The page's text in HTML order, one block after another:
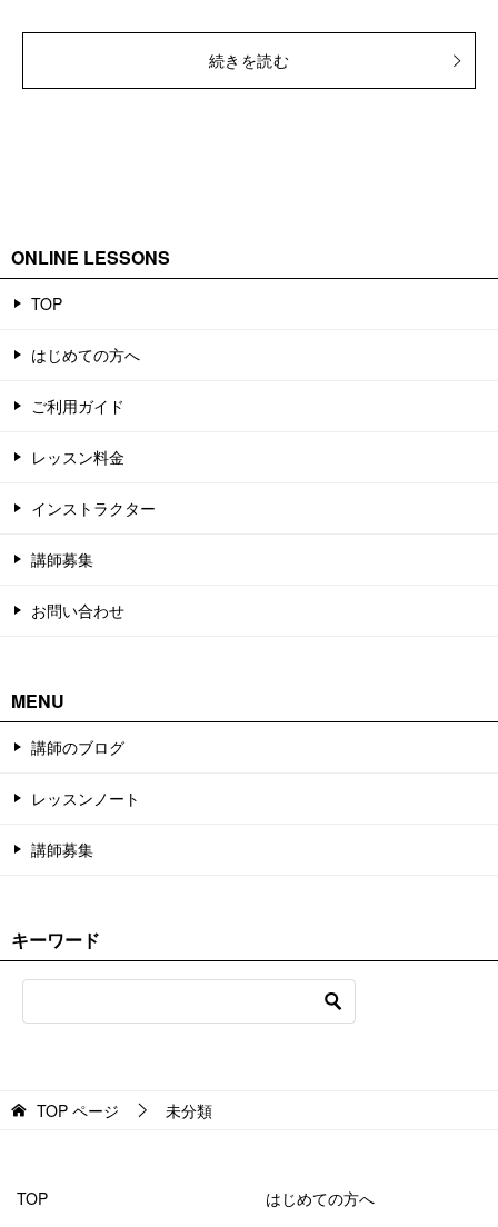
続きを読む
ONLINE LESSONS
TOP
はじめての方へ
ご利用ガイド
レッスン料金
インストラクター
講師募集
お問い合わせ
MENU
講師のブログ
レッスンノート
講師募集
キーワード
TOP ページ 未分類
TOP はじめての方へ